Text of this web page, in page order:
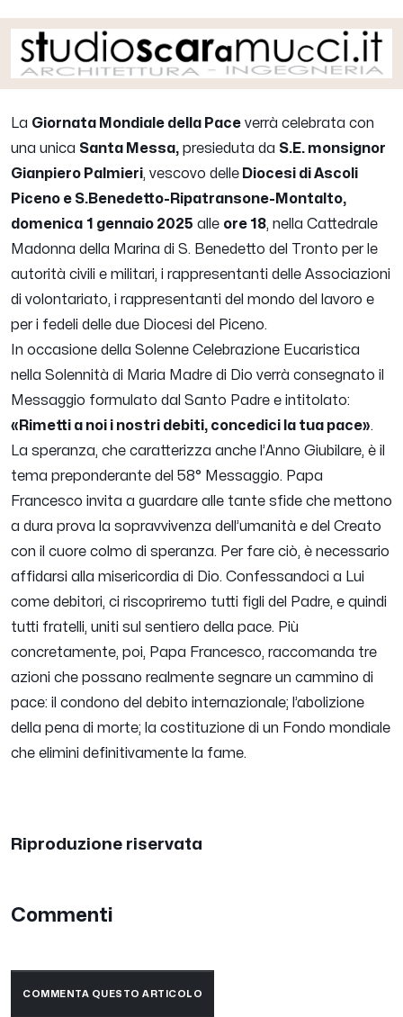
La Giornata Mondiale della Pace verrà celebrata con
una unica Santa Messa, presieduta da S.E. monsignor
Gianpiero Palmieri, vescovo delle Diocesi di Ascoli
Piceno e S.Benedetto-Ripatransone-Montalto,
domenica 1 gennaio 2025 alle ore 18, nella Cattedrale
Madonna della Marina di S. Benedetto del Tronto per le
autorità civili e militari, i rappresentanti delle Associazioni
di volontariato, i rappresentanti del mondo del lavoro e
per i fedeli delle due Diocesi del Piceno.
In occasione della Solenne Celebrazione Eucaristica
nella Solennità di Maria Madre di Dio verrà consegnato il
Messaggio formulato dal Santo Padre e intitolato:
« Rimetti a noi i nostri debiti, concedici la tua pace».
La speranza, che caratterizza anche l’Anno Giubilare, è il
tema preponderante del 58° Messaggio. Papa
Francesco invita a guardare alle tante sfide che mettono
a dura prova la sopravvivenza dell’umanità e del Creato
con il cuore colmo di speranza. Per fare ciò, è necessario
affidarsi alla misericordia di Dio. Confessandoci a Lui
come debitori, ci riscopriremo tutti figli del Padre, e quindi
tutti fratelli, uniti sul sentiero della pace. Più
concretamente, poi, Papa Francesco, raccomanda tre
azioni che possano realmente segnare un cammino di
pace: il condono del debito internazionale; l’abolizione
della pena di morte; la costituzione di un Fondo mondiale
che elimini definitivamente la fame.
Riproduzione riservata
Commenti
COMMENTA QUESTO ARTICOLO